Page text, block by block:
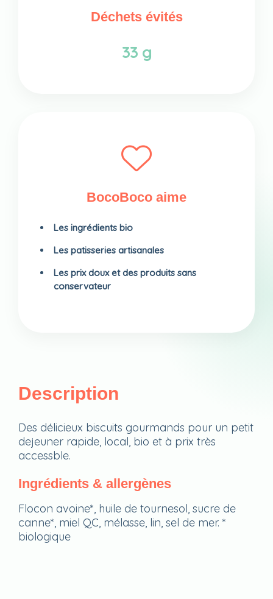
Description
Des délicieux biscuits gourmands pour un petit
dejeuner rapide, local, bio et à prix très
accessble.
Ingrédients & allergènes
Flocon avoine*, huile de tournesol, sucre de
canne*, miel QC, mélasse, lin, sel de mer. *
biologique
Déchets évités
33 g
BocoBoco aime
Les ingrédients bio
Les patisseries artisanales
Les prix doux et des produits sans
conservateur